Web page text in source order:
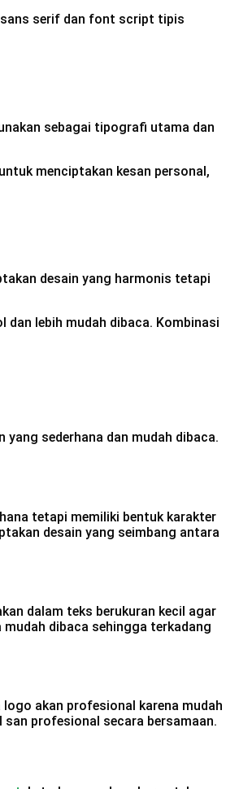
serif dan font script tipis
sebagai tipografi utama dan
untuk menciptakan kesan personal,
desain yang harmonis tetapi
lebih mudah dibaca. Kombinasi
sederhana dan mudah dibaca.
tetapi memiliki bentuk karakter
desain yang seimbang antara
dalam teks berukuran kecil agar
mudah dibaca sehingga terkadang
akan profesional karena mudah
profesional secara bersamaan.